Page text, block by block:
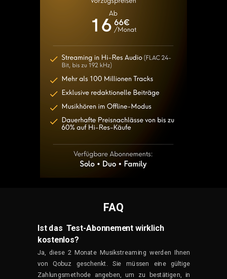
Ist das Test-Abonnement wirklich
kostenlos?
Ja, diese 2 Monate Musikstreaming werden Ihnen
von Qobuz geschenkt. Sie müssen eine gültige
Zahlungsmethode angeben, um zu bestätigen, in
FAQ